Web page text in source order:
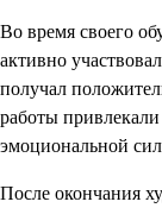
Во время своего
активно
получал
работы
эмоциональной
После окончания